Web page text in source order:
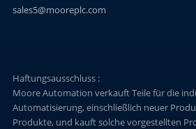
sales5@mooreplc.com
Haftungsausschluss :
Moore Automation verkauft Teile für die
Automatisierung, einschließlich neuer
Produkte, und kauft solche vorgestellten